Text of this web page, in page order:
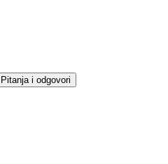
Pitanja i odgovori